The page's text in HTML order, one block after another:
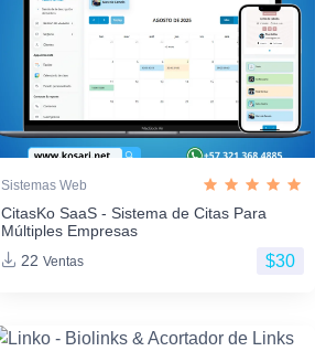
Sistemas Web
CitasKo SaaS - Sistema de Citas Para
Múltiples Empresas
22 Ventas $30